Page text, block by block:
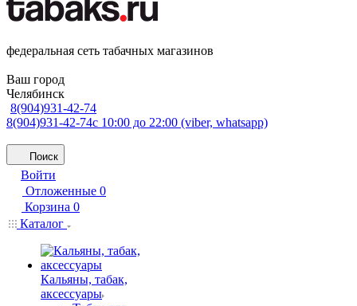
федеральная сеть табачных магазинов
Ваш город
Челябинск
8(904)931-42-74
8(904)931-42-74с 10:00 до 22:00 (viber, whatsapp)
Поиск
Войти
Отложенные 0
Корзина 0
Каталог
Кальяны, табак,
аксессуары